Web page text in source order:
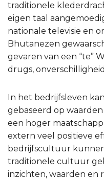
traditionele
eigen taal
nationale televisie en
Bhutanezen
gevaren van een “te”
drugs,
In het bedrijfsleven
gebaseerd op
een hoger
extern veel positieve
bedrijfscultuur
traditionele cultuur
inzichten, waarden en